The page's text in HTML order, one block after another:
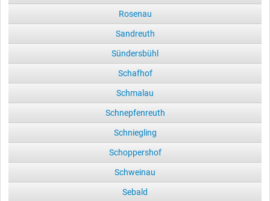
Rosenau
Sandreuth
Sündersbühl
Schafhof
Schmalau
Schnepfenreuth
Schniegling
Schoppershof
Schweinau
Sebald